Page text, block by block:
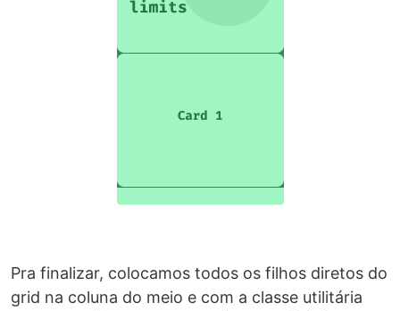
Pra finalizar, colocamos todos os filhos diretos do
grid na coluna do meio e com a classe utilitária